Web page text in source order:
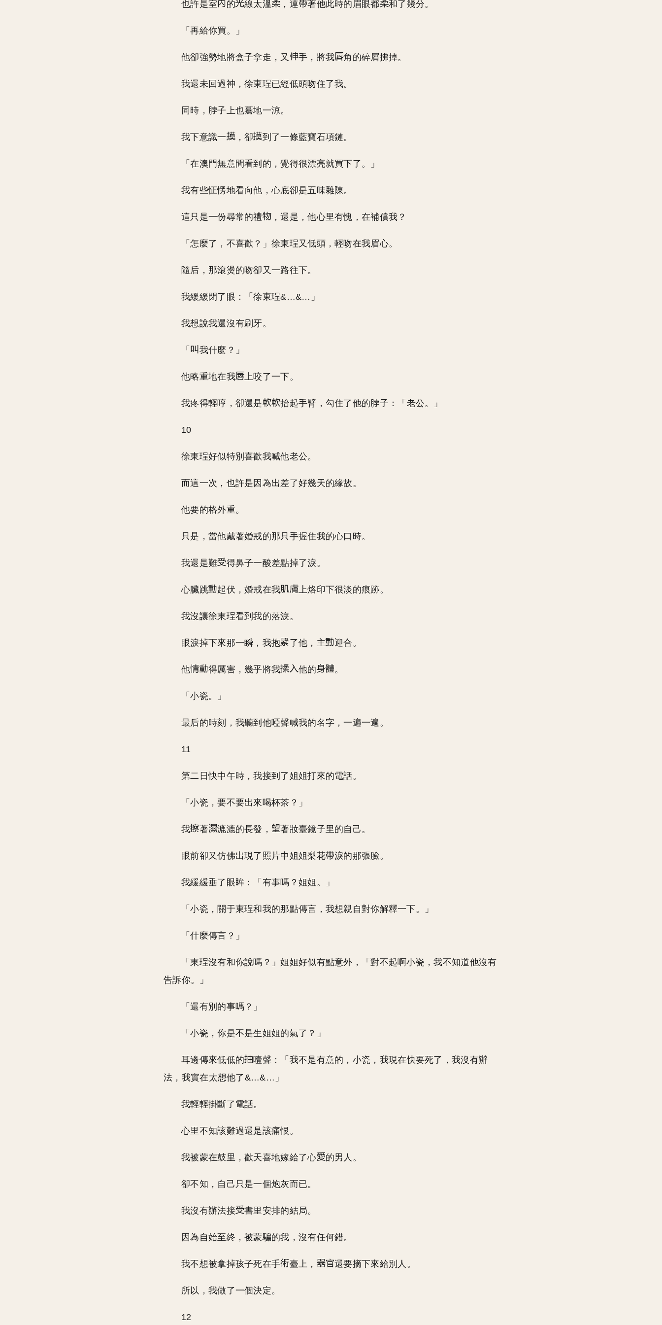
也許是室 的 線太溫 ，連帶著他此時的眉眼都 和了幾分。
「再給你買。」
他卻強勢地將盒子拿走，又 手，將我 角的碎屑拂掉。
我還未回過神，徐東珵已經低頭吻住了我。
同時，脖子上也驀地一涼。
我下意識一 ，卻 到了一條藍寶石項鏈。
「在澳門無意間看到的，覺得很漂亮就買下了。」
我有些怔愣地看向他，心底卻是五味雜陳。
這只是一份尋常的禮 ，還是，他心里有愧，在補償我？
「怎麼了，不喜歡？」徐東珵又低頭，輕吻在我眉心。
隨后，那滾燙的吻卻又一路往下。
我緩緩閉了眼：「徐東珵&…&…」
我想說我還沒有刷牙。
「 我什麼？」
他略重地在我 上咬了一下。
我疼得輕哼，卻還是 抬起手臂，勾住了他的脖子：「老公。」
10
徐東珵好似特別喜歡我喊他老公。
而這一次，也許是因為出差了好幾天的緣故。
他要的格外重。
只是，當他戴著婚戒的那只手握住我的心口時。
我還是難 得鼻子一酸差點掉了淚。
心臟跳 起伏，婚戒在我 上烙印下很淡的痕跡。
我沒讓徐東珵看到我的落淚。
眼淚掉下來那一瞬，我抱 了他，主 迎合。
他 得厲害，幾乎將我 他的 。
「小瓷。」
最后的時刻，我聽到他啞聲喊我的名字，一遍一遍。
11
第二日快中午時，我接到了姐姐打來的電話。
「小瓷，要不要出來喝杯茶？」
我 著 漉漉的長發， 著妝臺鏡子里的自己。
眼前卻又仿佛出現了照片中姐姐梨花帶淚的那張臉。
我緩緩垂了眼眸：「有事嗎？姐姐。」
「小瓷，關于東珵和我的那點傳言，我想親自對你解釋一下。」
「什麼傳言？」
「東珵沒有和你說嗎？」姐姐好似有點意外，「對不起啊小瓷，我不知道他沒有
告訴你。」
「還有別的事嗎？」
「小瓷，你是不是生姐姐的氣了？」
耳邊傳來低低的
噎聲：「我不是有意的，小瓷，我現在快要死了，我沒有辦
法，我實在太想他了&…&…」
我輕輕掛斷了電話。
心里不知該難過還是該痛恨。
我被蒙在鼓里，歡天喜地嫁給了心 的男人。
卻不知，自己只是一個炮灰而已。
我沒有辦法接 書里安排的結局。
因為自始至終，被蒙騙的我，沒有任何錯。
我不想被拿掉孩子死在手 臺上， 還要摘下來給別人。
所以，我做了一個決定。
12